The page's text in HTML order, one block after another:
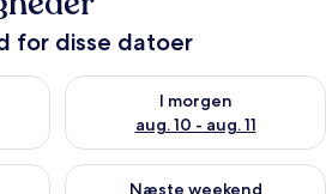
for disse datoer
aug. 9 - aug. 10
I morgen
aug. 10 - aug. 11
Tjek tilgængelighed for i
weekend aug. 14 - aug. 16
Næste weekend
Tjek tilgængelighed for næste